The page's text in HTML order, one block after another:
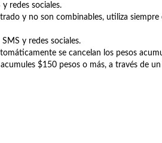
redes sociales.
y no son combinables, utiliza siempre
y redes sociales.
se cancelan los pesos
$150 pesos o más, a través de